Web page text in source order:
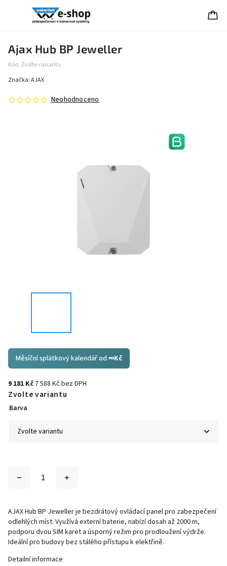
Ajax Hub BP Jeweller
Kód: Zvolte variantu
Neohodnoceno
Značka:AJAX
Měsíční splátkový kalendář od ∞Kč
9 181 Kč 7 588 Kč bez DPH
Zvolte variantu
Barva
AJAX Hub BP Jeweller je bezdrátový ovládací panel pro zabezpečení
odlehlých míst. Využívá externí baterie, nabízí dosah až 2000 m,
podporu dvou SIM karet a úsporný režim pro prodloužení výdrže.
Ideální pro budovy bez stálého přístupu k elektřině.
Detailní informace